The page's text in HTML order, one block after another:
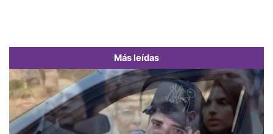
Más leídas